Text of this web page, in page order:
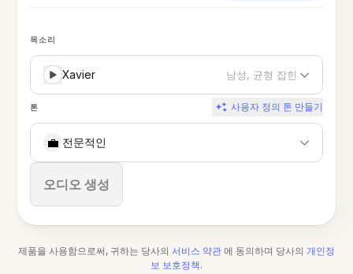
목소리
Xavier 남성, 균형 잡힌
톤 사용자 정의 톤 만들기
💼 전문적인
오디오 생성
중지
제품을 사용함으로써, 귀하는 당사의 서비스 약관 에 동의하며 당사의 개인정
보 보호정책.